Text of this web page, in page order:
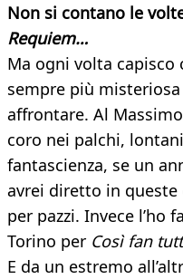
Non si contano le
Requiem…
Ma ogni volta capisco
sempre più
affrontare. Al
coro nei palchi,
fantascienza, se un
avrei diretto in
per pazzi. Invece l’ho
Torino per Così fan
E da un estremo